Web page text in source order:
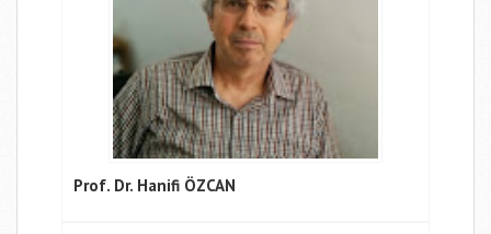
Prof. Dr. Hanifi ÖZCAN